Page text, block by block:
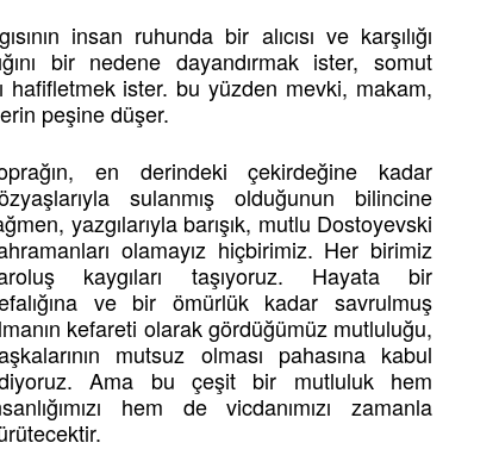
insan ruhunda bir alıcısı ve karşılığı
bir nedene dayandırmak ister, somut
hafifletmek ister. bu yüzden mevki, makam,
peşine düşer.
en derindeki çekirdeğine kadar
sulanmış olduğunun bilincine
yazgılarıyla barışık, mutlu Dostoyevski
olamayız hiçbirimiz. Her birimiz
kaygıları taşıyoruz. Hayata bir
ve bir ömürlük kadar savrulmuş
kefareti olarak gördüğümüz mutluluğu,
mutsuz olması pahasına kabul
Ama bu çeşit bir mutluluk hem
hem de vicdanımızı zamanla